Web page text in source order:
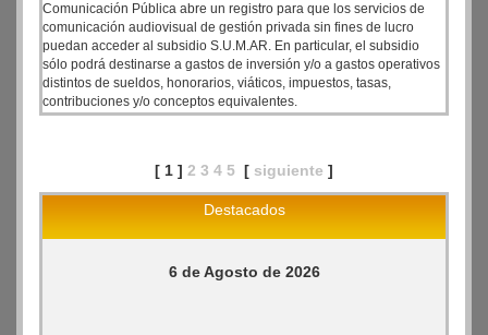
Comunicación Pública abre un registro para que los servicios de
comunicación audiovisual de gestión privada sin fines de lucro
puedan acceder al subsidio S.U.M.AR. En particular, el subsidio
sólo podrá destinarse a gastos de inversión y/o a gastos operativos
distintos de sueldos, honorarios, viáticos, impuestos, tasas,
contribuciones y/o conceptos equivalentes.
[ 1 ] 2 3 4 5 [ siguiente ]
Destacados
6 de Agosto de 2026